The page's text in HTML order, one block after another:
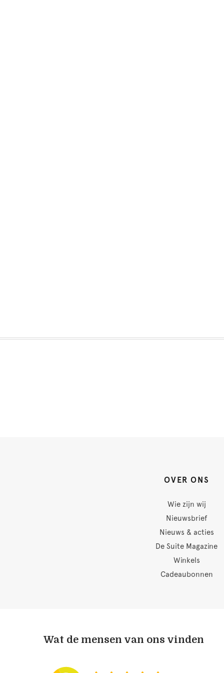
OVER ONS
Wie zijn wij
Nieuwsbrief
Nieuws & acties
De Suite Magazine
Winkels
Cadeaubonnen
Wat de mensen van ons vinden